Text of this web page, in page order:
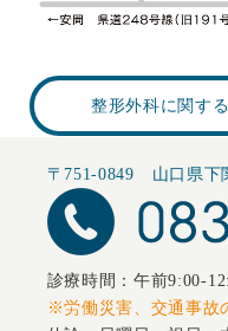
整形外科に関す
〒751-0849 山口県下
診療時間：午前9:00-
※労働災害、交通事故